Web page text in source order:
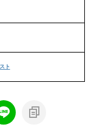
ト